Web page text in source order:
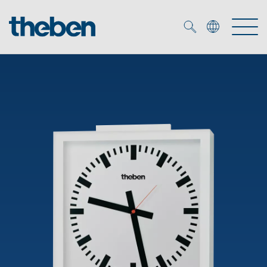
Smart Home
Aanwezigheids- en bewegingsmelders
OEM-oplossingen
OEM-experts
Referenties
Tijd- en lichtregeling
DALI-2 lichtregeling
Mediatheek
Onderneming